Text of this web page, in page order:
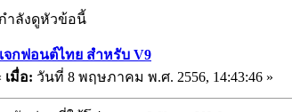
ำลังดูหัวข้อนี้
จกฟอนต์ไทย สำหรับ V9
เมื่อ: วันที่ 8 พฤษภาคม พ.ศ. 2556, 14:43:46 »